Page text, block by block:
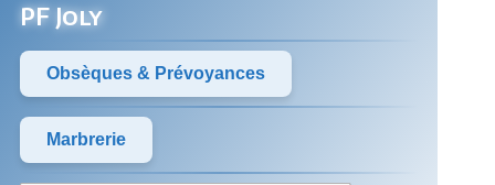
PF Joly
Obsèques & Prévoyances
Marbrerie